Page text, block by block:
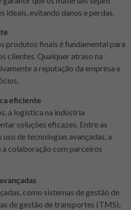
ideais, evitando danos e perdas.
produtos finais é fundamental para
clientes. Qualquer atraso na
a reputação da empresa e
eficiente
a logística na indústria
soluções eficazes. Entre as
de tecnologias avançadas, a
colaboração com parceiros
como sistemas de gestão de
de gestão de transportes (TMS),